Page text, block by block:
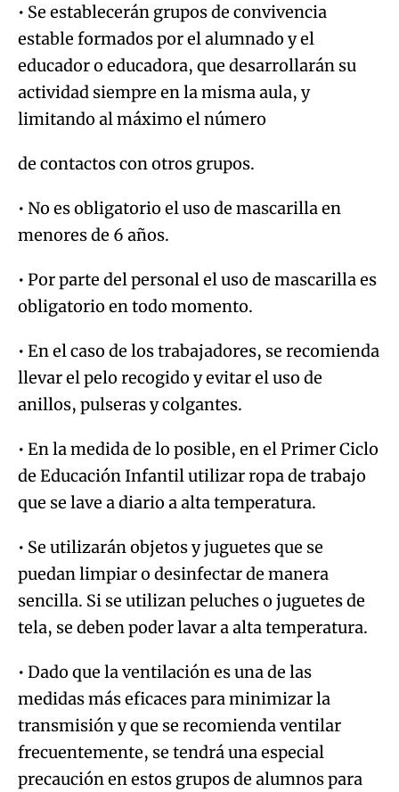
• Se establecerán grupos de convivencia
estable formados por el alumnado y el
educador o educadora, que desarrollarán su
actividad siempre en la misma aula, y
limitando al máximo el número
de contactos con otros grupos.
• No es obligatorio el uso de mascarilla en
menores de 6 años.
• Por parte del personal el uso de mascarilla es
obligatorio en todo momento.
• En el caso de los trabajadores, se recomienda
llevar el pelo recogido y evitar el uso de
anillos, pulseras y colgantes.
• En la medida de lo posible, en el Primer Ciclo
de Educación Infantil utilizar ropa de trabajo
que se lave a diario a alta temperatura.
• Se utilizarán objetos y juguetes que se
puedan limpiar o desinfectar de manera
sencilla. Si se utilizan peluches o juguetes de
tela, se deben poder lavar a alta temperatura.
• Dado que la ventilación es una de las
medidas más eficaces para minimizar la
transmisión y que se recomienda ventilar
frecuentemente, se tendrá una especial
precaución en estos grupos de alumnos para